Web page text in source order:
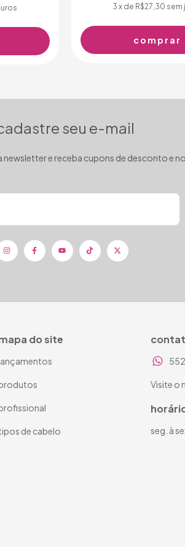
3 x de R$27,30 sem
seu e-mail
newsletter e receba cupons de desconto e
do site
de cabelo
Visite o
seg. à